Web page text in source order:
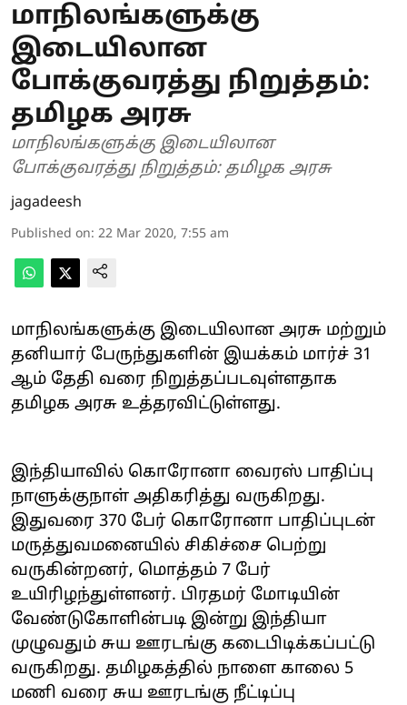
மாநிலங்களுக்கு
இடையிலான
போக்குவரத்து நிறுத்தம்:
தமிழக அரசு
மாநிலங்களுக்கு இடையிலான
போக்குவரத்து நிறுத்தம்: தமிழக அரசு
jagadeesh
Published on: 22 Mar 2020, 7:55 am
மாநிலங்களுக்கு இடையிலான அரசு மற்றும்
தனியார் பேருந்துகளின் இயக்கம் மார்ச் 31
ஆம் தேதி வரை நிறுத்தப்படவுள்ளதாக
தமிழக அரசு உத்தரவிட்டுள்ளது.
இந்தியாவில் கொரோனா வைரஸ் பாதிப்பு
நாளுக்குநாள் அதிகரித்து வருகிறது.
இதுவரை 370 பேர் கொரோனா பாதிப்புடன்
மருத்துவமனையில் சிகிச்சை பெற்று
வருகின்றனர், மொத்தம் 7 பேர்
உயிரிழந்துள்ளனர். பிரதமர் மோடியின்
வேண்டுகோளின்படி இன்று இந்தியா
முழுவதும் சுய ஊரடங்கு கடைபிடிக்கப்பட்டு
வருகிறது. தமிழகத்தில் நாளை காலை 5
மணி வரை சுய ஊரடங்கு நீட்டிப்பு